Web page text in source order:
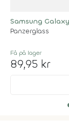
Samsung
Panzerglass
Få på lager
89,95 kr